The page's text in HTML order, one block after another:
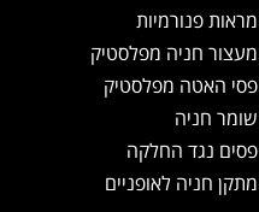
מראות פנורמיות
מעצור חניה מפלסטיק
פסי האטה מפלסטיק
שומר חניה
פסים נגד החלקה
מתקן חניה לאופניים